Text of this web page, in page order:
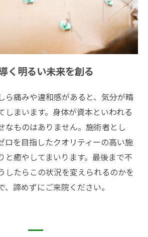
く明るい未来を創る
ら痛みや違和感があると、気分が晴
しまいます。身体が資本といわれる
なものはありません。施術者とし
ロを目指したクオリティーの高い施
と癒やしてまいります。最後まで不
したらこの状況を変えられるのかを
諦めずにご来院ください。